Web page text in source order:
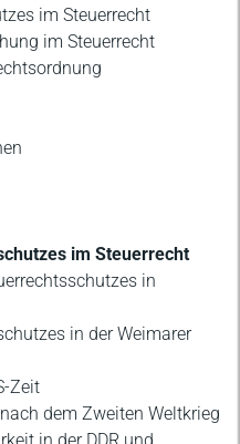
im Steuerrecht
im Steuerrecht
im Steuerrecht
in
in der Weimarer
Zeit
dem Zweiten Weltkrieg